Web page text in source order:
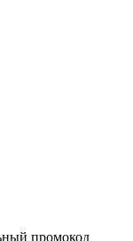
промокод